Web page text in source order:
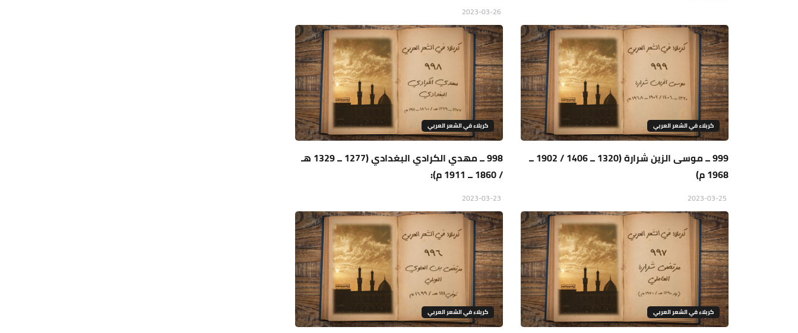
كربلاء في الشعر العربي
999 ــ موسى الزين شرارة (1320 ــ 1406 / 1902 ــ
1968 م)
كربلاء في الشعر العربي
998 ــ مهدي الكرادي البغدادي (1277 ــ 1329 هـ
/ 1860 ــ 1911 م):
كربلاء في الشعر العربي كربلاء في الشعر العربي